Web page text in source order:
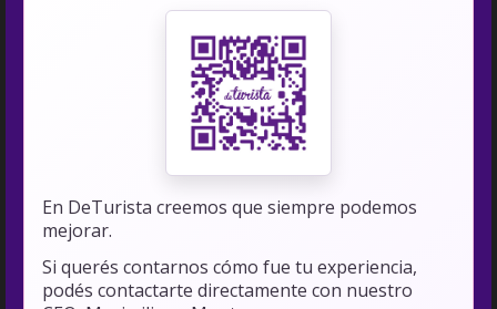
En DeTurista creemos que siempre podemos
mejorar.
Si querés contarnos cómo fue tu experiencia,
podés contactarte directamente con nuestro